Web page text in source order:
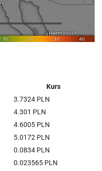
Kurs
3.7324 PLN
4.301 PLN
4.6005 PLN
5.0172 PLN
0.0834 PLN
0.023565 PLN